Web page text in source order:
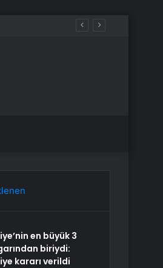
en büyük 3
biriydi:
kararı verildi